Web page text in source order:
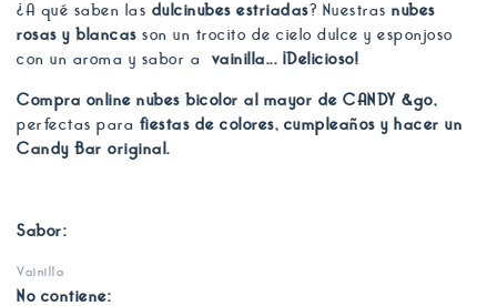
¿A qué saben las dulcinubes estriadas? Nuestras nubes
rosas y blancas son un trocito de cielo dulce y esponjoso
con un aroma y sabor a vainilla... ¡Delicioso!
Compra online nubes bicolor al mayor de CANDY &go,
perfectas para fiestas de colores, cumpleaños y hacer un
Candy Bar original.
Sabor:
Vainilla
No contiene: